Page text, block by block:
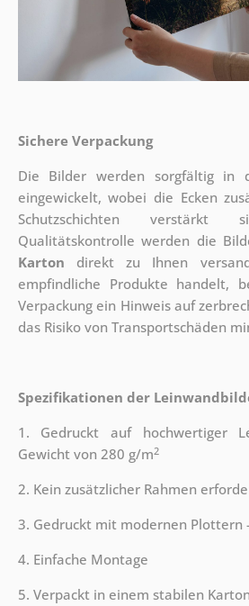
Sichere Verpackung
Die Bilder werden sorgfältig in
eingewickelt, wobei die Ecken
Schutzschichten verstärkt
Qualitätskontrolle werden die
Karton direkt zu Ihnen
empfindliche Produkte handelt,
Verpackung ein Hinweis auf
das Risiko von Transportschäden
Spezifikationen der
1. Gedruckt auf hochwertiger
Gewicht von 280 g/m2
2. Kein zusätzlicher Rahmen
3. Gedruckt mit modernen Plottern
4. Einfache Montage
5. Verpackt in einem stabilen Karton